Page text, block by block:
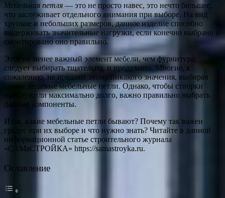
Мебельная петля— это не просто навес, это нечто большее,
что заслуживает отдельного внимания при выборе. На вид
хрупкое и небольших размеров, данное изделие способно
выдерживать значительные нагрузки, если конечно выбрано и
смонтировано оно правильно.
Этот не менее важный элемент мебели, чем фурнитура,
следует выбирать тщательно, и продумано. Многие, к
сожалению, не предают этому никакого значения, выбирая
самые дешёвые мебельные петли. Однако, чтобы створки
прослужили максимально долго, важно правильно выбрать
данные компоненты.
Итак, какие мебельные петли бывают? Почему так важен
градус при их выборе и что нужно знать? Читайте в данной
информационной статье строительного журнала
«САМаСТРОЙКА» https://samastroyka.ru.
Оглавление